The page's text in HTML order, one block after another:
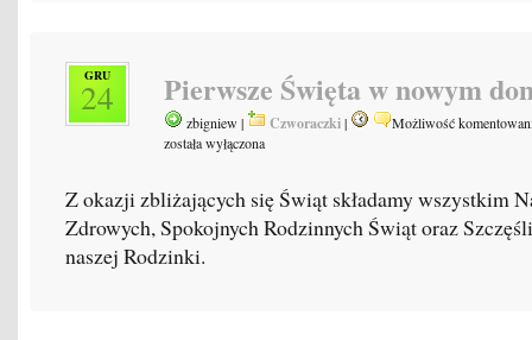
GRU
24 Pierwsze Święta w nowym
zbigniew | Czworaczki|
Możliwość
została wyłączona
Z okazji zbliżających się Świąt składamy wszystkim
Zdrowych, Spokojnych Rodzinnych Świąt oraz
naszej Rodzinki.